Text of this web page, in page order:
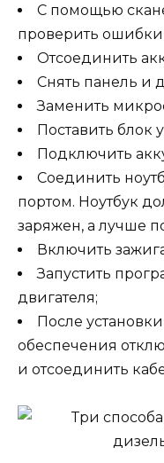
С помощью
проверить
Отсоединить
Снять панель и
Заменить
Поставить блок
Подключить
Соединить
портом. Ноутбук
заряжен, а лучше
Включить
Запустить
двигателя;
После
обеспечения
и отсоединить